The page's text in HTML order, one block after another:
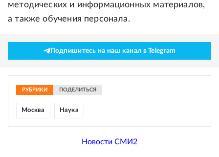
методических и информационных материалов,
а также обучения персонала.
Подпишитесь на наш канал в Telegram
РУБРИКИ ПОДЕЛИТЬСЯ
Москва Наука
Новости СМИ2